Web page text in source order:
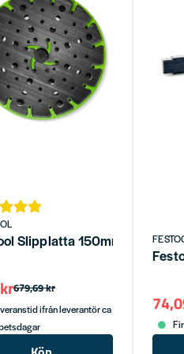
Slipplatta 150mm Medium
679,69 kr
ifrån leverantör ca